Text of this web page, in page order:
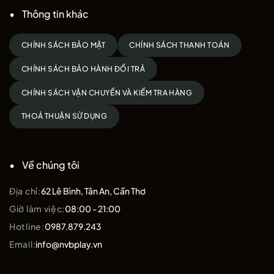
Thông tin khác
CHÍNH SÁCH BẢO MẬT CHÍNH SÁCH THANH TOÁN
CHÍNH SÁCH BẢO HÀNH ĐỔI TRẢ
CHÍNH SÁCH VẬN CHUYỂN VÀ KIỂM TRA HÀNG
THOẢ THUẬN SỬ DỤNG
Về chúng tôi
Địa chỉ:62 Lê Bình, Tân An, Cần Thơ
Giờ làm việc:08:00 - 21:00
Hotline:0987.879.243
Email:info@nvbplay.vn